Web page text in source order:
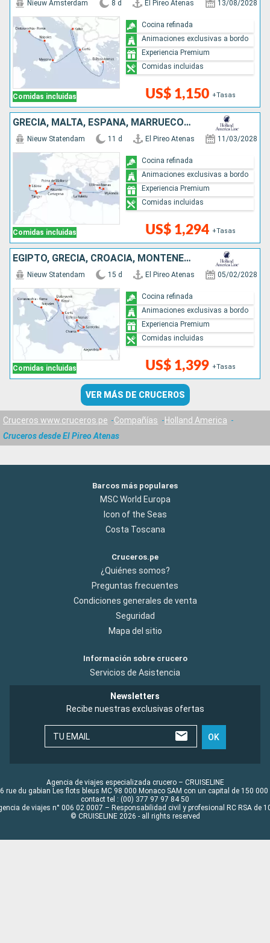
Comidas incluidas
Nieuw Amsterdam 8 d El Pireo Atenas 13/08/2028
US$ 1,150 +Tasas
Cocina refinada
Animaciones exclusivas a bordo
Experiencia Premium
Comidas incluidas
GRECIA, MALTA, ESPAÑA, MARRUECOS, PORTUGAL
Comidas incluidas
Nieuw Statendam 11 d El Pireo Atenas 11/03/2028
US$ 1,294 +Tasas
Cocina refinada
Animaciones exclusivas a bordo
Experiencia Premium
Comidas incluidas
EGIPTO, GRECIA, CROACIA, MONTENEGRO, ITALIA
Comidas incluidas
Nieuw Statendam 15 d El Pireo Atenas 05/02/2028
US$ 1,399 +Tasas
Cocina refinada
Animaciones exclusivas a bordo
Experiencia Premium
Comidas incluidas
VER MÁS DE CRUCEROS
Cruceros www.cruceros.pe Compañías
Holland America
Cruceros desde El Pireo Atenas
Barcos más populares
MSC World Europa
Icon of the Seas
Costa Toscana
Cruceros.pe
¿Quiénes somos?
Preguntas frecuentes
Condiciones generales de venta
Seguridad
Mapa del sitio
Información sobre crucero
Servicios de Asistencia
Newsletters
Recibe nuestras exclusivas ofertas
TU EMAIL OK
Agencia de viajes especializada crucero – CRUISELINE
rue du gabian Les flots bleus MC 98 000 Monaco SAM con un capital de 150 000
contact tel : (00) 377 97 97 84 50
de viajes n° 006 02 0007 – Responsabilidad civil y profesional RC RSA de
© CRUISELINE 2026 - all rights reserved